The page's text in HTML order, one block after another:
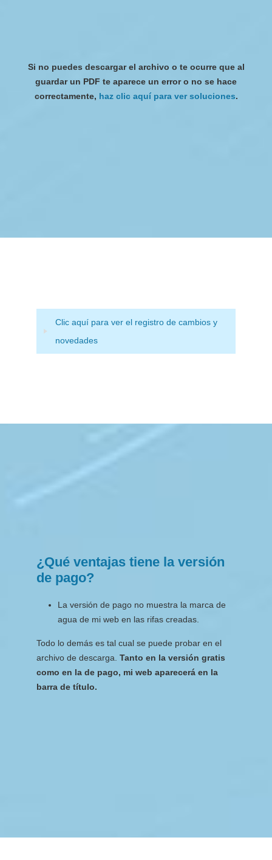
Si no puedes descargar el archivo o te ocurre que al
guardar un PDF te aparece un error o no se hace
correctamente, haz clic aquí para ver soluciones.
Clic aquí para ver el registro de cambios y
novedades
¿Qué ventajas tiene la versión
de pago?
La versión de pago no muestra la marca de
agua de mi web en las rifas creadas.
Todo lo demás es tal cual se puede probar en el
archivo de descarga. Tanto en la versión gratis
como en la de pago, mi web aparecerá en la
barra de título.